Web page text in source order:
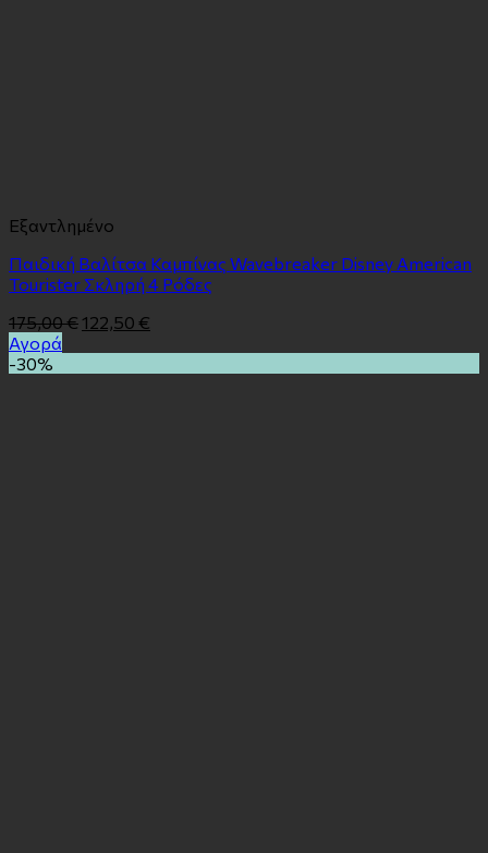
Εξαντλημένο
Παιδική Βαλίτσα Καμπίνας Wavebreaker Disney American
Tourister Σκληρή 4 Ρόδες
175,00€ 122,50 €
Αγορά
-30%